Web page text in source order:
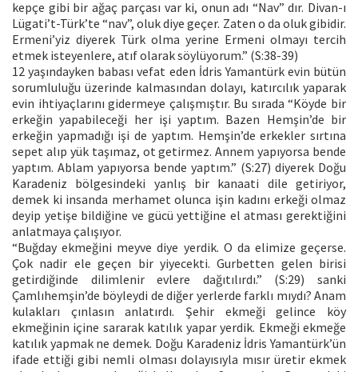
kepçe gibi bir ağaç parçası var ki, onun adı “Nav” dır. Divan-ı
Lügati’t-Türk’te “nav”, oluk diye geçer. Zaten o da oluk gibidir.
Ermeni’yiz diyerek Türk olma yerine Ermeni olmayı tercih
etmek isteyenlere, atıf olarak söylüyorum.” (S:38-39)
12 yaşındayken babası vefat eden İdris Yamantürk evin bütün
sorumluluğu üzerinde kalmasından dolayı, katırcılık yaparak
evin ihtiyaçlarını gidermeye çalışmıştır. Bu sırada “Köyde bir
erkeğin yapabileceği her işi yaptım. Bazen Hemşin’de bir
erkeğin yapmadığı işi de yaptım. Hemşin’de erkekler sırtına
sepet alıp yük taşımaz, ot getirmez. Annem yapıyorsa bende
yaptım. Ablam yapıyorsa bende yaptım.” (S:27) diyerek Doğu
Karadeniz bölgesindeki yanlış bir kanaati dile getiriyor,
demek ki insanda merhamet olunca işin kadını erkeği olmaz
deyip yetişe bildiğine ve gücü yettiğine el atması gerektiğini
anlatmaya çalışıyor.
“Buğday ekmeğini meyve diye yerdik. O da elimize geçerse.
Çok nadir ele geçen bir yiyecekti. Gurbetten gelen birisi
getirdiğinde dilimlenir evlere dağıtılırdı.” (S:29) sanki
Çamlıhemşin’de böyleydi de diğer yerlerde farklı mıydı? Anam
kulakları çınlasın anlatırdı. Şehir ekmeği gelince köy
ekmeğinin içine sararak katılık yapar yerdik. Ekmeği ekmeğe
katılık yapmak ne demek. Doğu Karadeniz İdris Yamantürk’ün
ifade ettiği gibi nemli olması dolayısıyla mısır üretir ekmek